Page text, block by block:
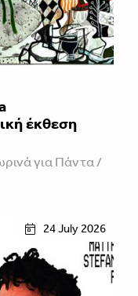
έκθεση
για Πάντα /
24 July 2026